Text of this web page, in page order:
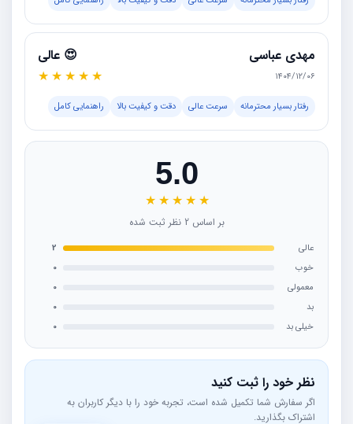
مهدی عباسی
۱۴۰۴/۱۲/۰۶
😍 عالی
★
★
★
★
★
رفتار بسیار محترمانه سرعت عالی دقت و کیفیت بالا راهنمایی کامل
5.0
★
★
★
★
★
بر اساس 2 نظر ثبت شده
عالی
2
خوب
0
معمولی
0
بد
0
خیلی بد
0
نظر خود را ثبت کنید
اگر سفارش شما تکمیل شده است، تجربه خود را با دیگر کاربران به
اشتراک بگذارید.